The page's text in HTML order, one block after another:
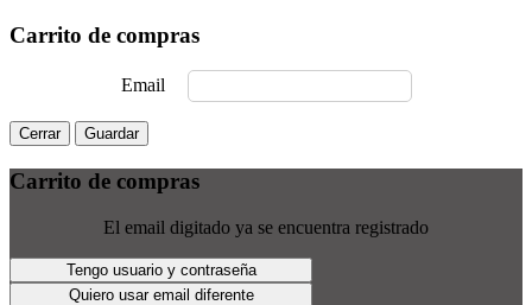
Carrito de compras
Email
Cerrar Guardar
Carrito de compras
El email digitado ya se encuentra registrado
Tengo usuario y contraseña
Quiero usar email diferente